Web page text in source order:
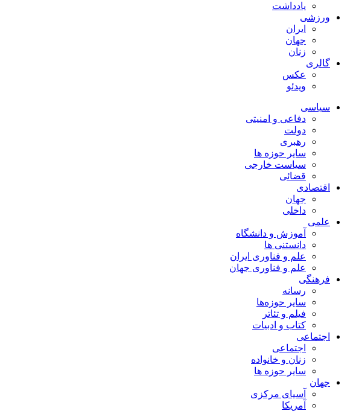
یادداشت
ورزشی
ایران
جهان
زنان
گالری
عکس
ویدئو
سیاسی
دفاعی و امنیتی
دولت
رهبری
سایر حوزه ها
سیاست خارجی
قضائی
اقتصادی
جهان
داخلی
علمی
آموزش و دانشگاه
دانستنی ها
علم و فناوری ایران
علم و فناوری جهان
فرهنگی
رسانه
سایر حوزه‌ها
فیلم و تئاتر
کتاب و ادبیات
اجتماعی
اجتماعی
زنان و خانواده
سایر حوزه ها
جهان
آسیای مرکزی
آمریکا